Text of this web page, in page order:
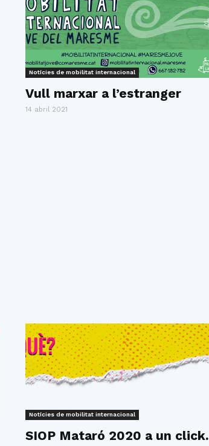
Notícies de mobilitat internacional
Vull marxar a l’estranger
14 abril 2021
Notícies de mobilitat internacional
SIOP Mataró 2020 a un click.